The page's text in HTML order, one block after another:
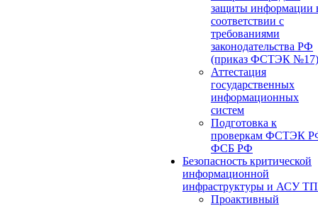
защиты информации
соответствии с
требованиями
законодательства РФ
(приказ ФСТЭК №17)
Аттестация
государственных
информационных
систем
Подготовка к
проверкам ФСТЭК
ФСБ РФ
Безопасность критической
информационной
инфраструктуры и АСУ ТП
Проактивный